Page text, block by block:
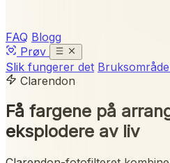
FAQ Blogg
Prøv
Slik fungerer det
Clarendon
Få fargene på
eksplodere av liv